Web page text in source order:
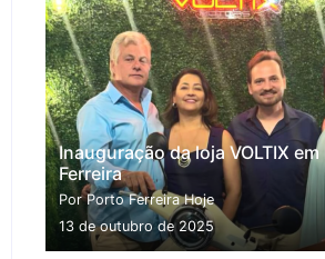
Inauguração da loja VOLTIX
Ferreira
Por Porto Ferreira Hoje
13 de outubro de 2025